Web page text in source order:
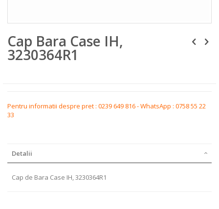
to
the
beginning
Cap Bara Case IH,
3230364R1
Pentru informatii despre pret : 0239 649 816 - WhatsApp : 0758 55 22
33
Detalii
Cap de Bara Case IH, 3230364R1